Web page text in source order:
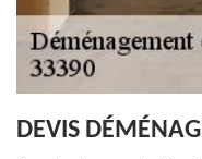
DEVIS